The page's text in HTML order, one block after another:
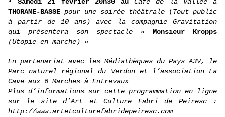
•Samedi 21 février 20h30 auCafé de la Vallée à
THORAME-BASSE pour une soirée théâtrale (Tout public
à partir de 10 ans) avec la compagnie Gravitation
qui présentera son spectacle « Monsieur Kropps
(Utopie en marche) »
En partenariat avec les Médiathèques du Pays A3V, le
Parc naturel régional du Verdon et l’association La
Cave aux 6 Marches à Entrevaux
Plus d’informations sur cette programmation en ligne
sur le site d’Art et Culture Fabri de Peiresc :
http://www.artetculturefabridepeiresc.com